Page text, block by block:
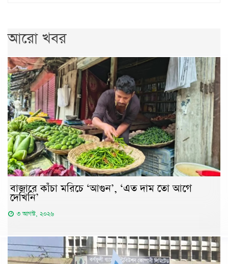
আরো খবর
বাজারে কাঁচা মরিচে ‘আগুন’, ‘এত দাম তো আগে
দেখিনি’
৩ আগস্ট, ২০২৬